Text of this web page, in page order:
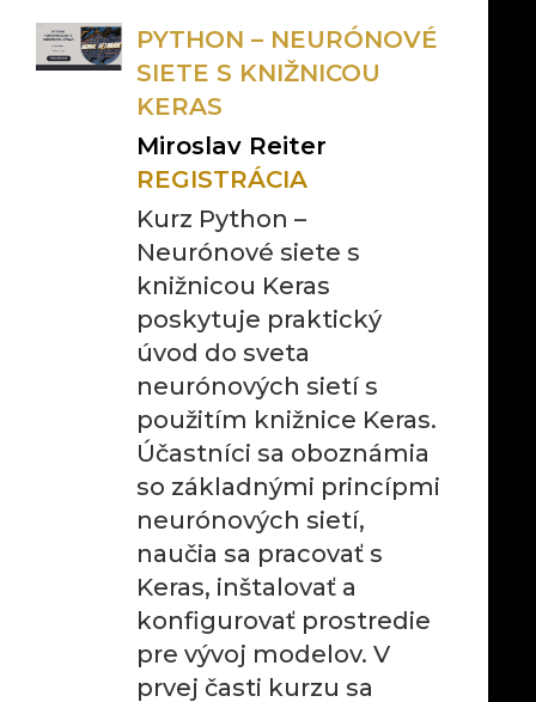
PYTHON – NEURÓNOVÉ
SIETE S KNIŽNICOU
KERAS
Miroslav Reiter
REGISTRÁCIA
Kurz Python –
Neurónové siete s
knižnicou Keras
poskytuje praktický
úvod do sveta
neurónových sietí s
použitím knižnice Keras.
Účastníci sa oboznámia
so základnými princípmi
neurónových sietí,
naučia sa pracovať s
Keras, inštalovať a
konfigurovať prostredie
pre vývoj modelov. V
prvej časti kurzu sa